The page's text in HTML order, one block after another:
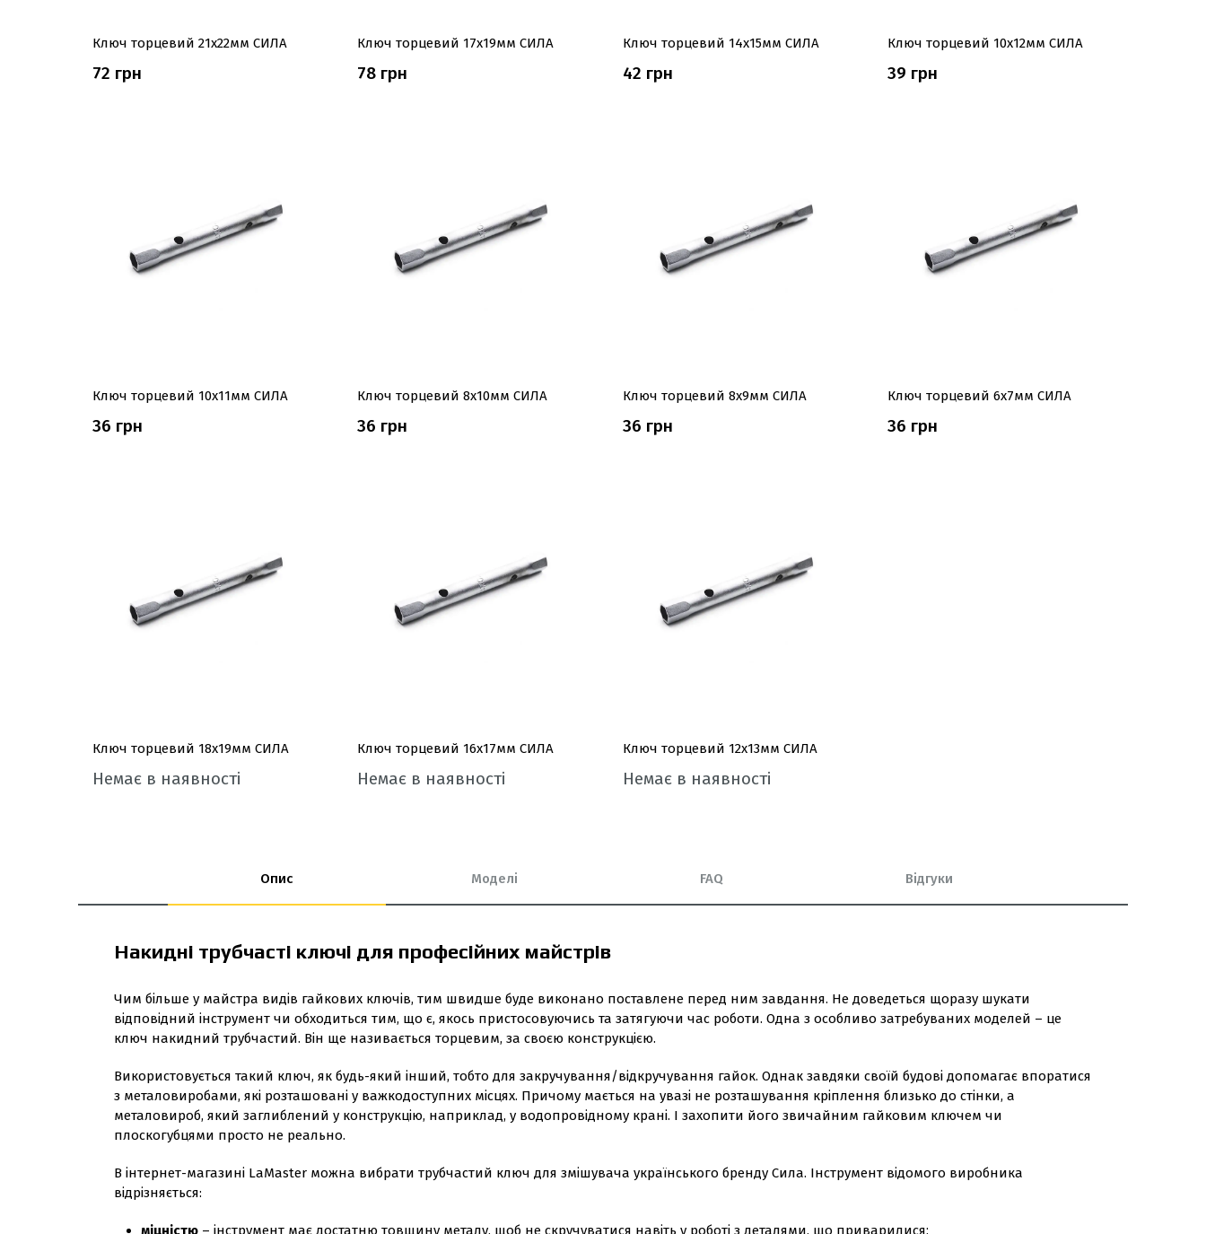
Ключ торцевий 21x22мм СИЛА
72 грн
Ключ торцевий 17x19мм СИЛА
78 грн
Ключ торцевий 14x15мм СИЛА
42 грн
Ключ торцевий 10x12мм СИЛА
39 грн
Ключ торцевий 10x11мм СИЛА
36 грн
Ключ торцевий 8x10мм СИЛА
36 грн
Ключ торцевий 8x9мм СИЛА
36 грн
Ключ торцевий 6x7мм СИЛА
36 грн
Ключ торцевий 18x19мм СИЛА
Немає в наявності
Ключ торцевий 16x17мм СИЛА
Немає в наявності
Ключ торцевий 12x13мм СИЛА
Немає в наявності
Опис Моделі FAQ Відгуки
Накидні трубчасті ключі для професійних майстрів
Чим більше у майстра видів гайкових ключів, тим швидше буде виконано поставлене перед ним завдання. Не доведеться щоразу шукати
відповідний інструмент чи обходиться тим, що є, якось пристосовуючись та затягуючи час роботи. Одна з особливо затребуваних моделей – це
ключ накидний трубчастий. Він ще називається торцевим, за своєю конструкцією.
Використовується такий ключ, як будь-який інший, тобто для закручування/відкручування гайок. Однак завдяки своїй будові допомагає впоратися
з металовиробами, які розташовані у важкодоступних місцях. Причому мається на увазі не розташування кріплення близько до стінки, а
металовироб, який заглиблений у конструкцію, наприклад, у водопровідному крані. І захопити його звичайним гайковим ключем чи
плоскогубцями просто не реально.
В інтернет-магазині LaMaster можна вибрати трубчастий ключ для змішувача українського бренду Сила. Інструмент відомого виробника
відрізняється:
міцністю – інструмент має достатню товщину металу, щоб не скручуватися навіть у роботі з деталями, що приварилися;